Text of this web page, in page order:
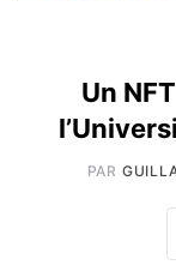
Un
PAR